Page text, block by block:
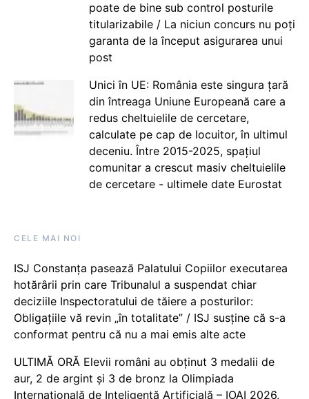
poate de bine sub control posturile
titularizabile / La niciun concurs nu poți
garanta de la început asigurarea unui
post
Unici în UE: România este singura țară
din întreaga Uniune Europeană care a
redus cheltuielile de cercetare,
calculate pe cap de locuitor, în ultimul
deceniu. Între 2015-2025, spațiul
comunitar a crescut masiv cheltuielile
de cercetare - ultimele date Eurostat
CELE MAI NOI
ISJ Constanța pasează Palatului Copiilor executarea
hotărârii prin care Tribunalul a suspendat chiar
deciziile Inspectoratului de tăiere a posturilor:
Obligațiile vă revin „în totalitate” / ISJ susține că s-a
conformat pentru că nu a mai emis alte acte
ULTIMĂ ORĂ Elevii români au obținut 3 medalii de
aur, 2 de argint și 3 de bronz la Olimpiada
Internațională de Inteligență Artificială – IOAI 2026,